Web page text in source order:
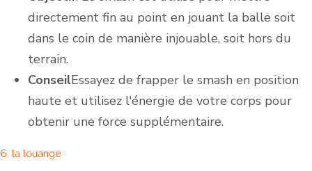
directement fin au point en jouant la balle soit
dans le coin de manière injouable, soit hors du
terrain.
ConseilEssayez de frapper le smash en position
haute et utilisez l'énergie de votre corps pour
obtenir une force supplémentaire.
6. la louange